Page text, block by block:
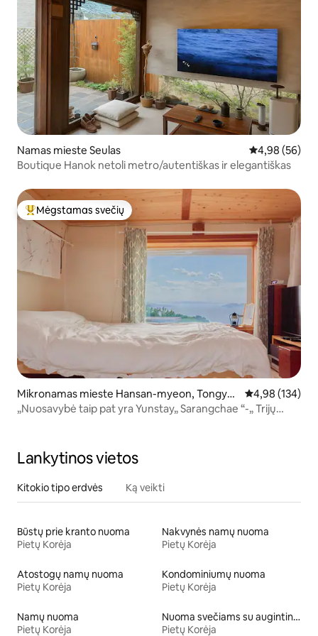
Namas mieste Seulas Vidutinis
4,98 (56)
Boutique Hanok netoli metro/autentiškas ir elegantiškas
Svečių mėgstamiausias
Mėgstamas svečių
Mikronamas mieste Hansan-myeon, Tongye
ong-si
Vidutinis
4,98 (134)
„Nuosavybė taip pat yra Yunstay„ Sarangchae “-„ Trijų
Lankytinos vietos
Kitokio tipo erdvės Ką veikti
Būstų prie kranto nuoma
Pietų Korėja
Nakvynės namų nuoma
Pietų Korėja
Atostogų namų nuoma
Pietų Korėja
Kondominiumų nuoma
Pietų Korėja
Namų nuoma
Pietų Korėja
Nuoma svečiams su augintiniais
Pietų Korėja